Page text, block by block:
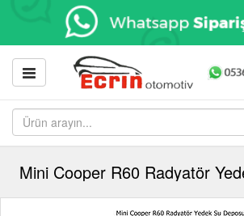
Mini Cooper R60 Radyatör